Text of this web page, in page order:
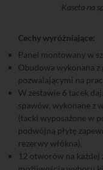
Kaseta na
Cechy wyróżniające:
Panel montowany w
Obudowa wykonana
pozwalającymi na
W zestawie 6 tacek
spawów, wykonane z
(tacki wyposażone w
podwójną płytę
rezerwy włókna),
12 otworów na każdej